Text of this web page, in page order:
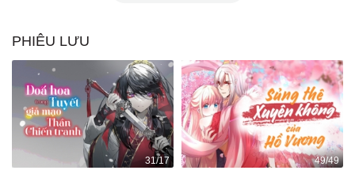
PHIÊU LƯU
31/17 49/49